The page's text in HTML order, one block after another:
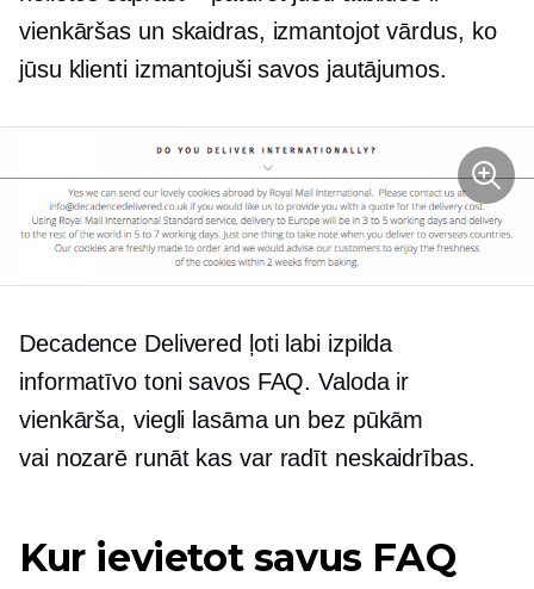
vienkāršas un skaidras, izmantojot vārdus, ko
jūsu klienti izmantojuši savos jautājumos.
Decadence Delivered ļoti labi izpilda
informatīvo toni savos FAQ. Valoda ir
vienkārša, viegli lasāma un bez pūkām
vai nozarē runātkas var radīt neskaidrības.
Kur ievietot savus FAQ